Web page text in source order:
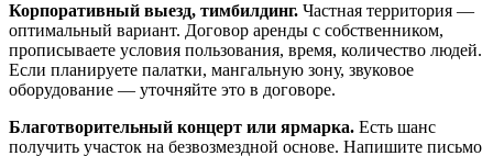
Корпоративный выезд, тимбилдинг. Частная территория —
оптимальный вариант. Договор аренды с собственником,
прописываете условия пользования, время, количество людей.
Если планируете палатки, мангальную зону, звуковое
оборудование — уточняйте это в договоре.
Благотворительный концерт или ярмарка. Есть шанс
получить участок на безвозмездной основе. Напишите письмо